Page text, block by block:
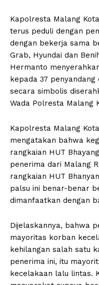
Kapolresta Malang
terus peduli dengan
dengan bekerja sama
Grab, Hyundai dan
Hermanto
kepada 37
secara simbolis
Wada Polresta Malang
Kapolresta Malang
mengatakan bahwa
rangkaian HUT
penerima dari Malang
rangkaian HUT
palsu ini benar-benar
dimanfaatkan dengan
Dijelaskannya, bahwa
mayoritas korban
kehilangan salah satu
penerima ini, itu
kecelakaan lalu lintas.